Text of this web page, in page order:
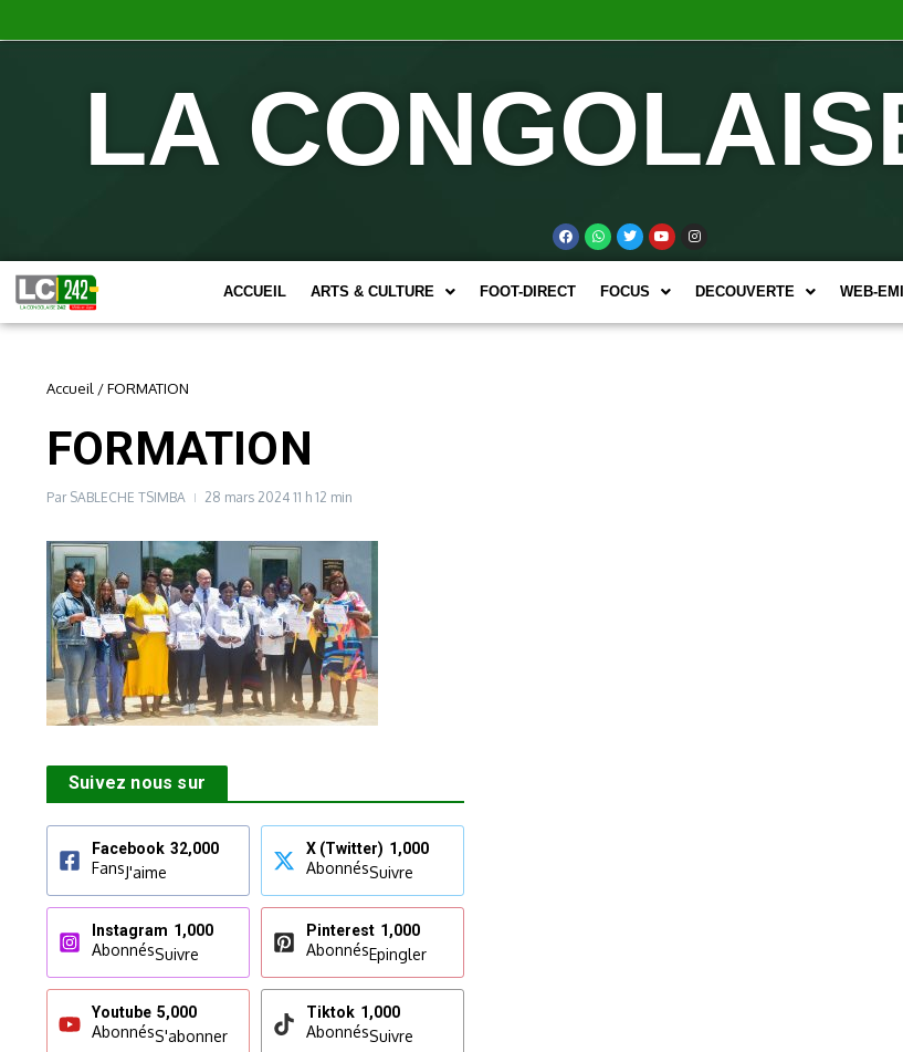
LA
ACCUEIL ARTS & CULTURE FOOT-DIRECT FOCUS DECOUVERTE WEB-
Accueil /FORMATION
FORMATION
Par SABLECHE TSIMBA 28 mars 2024 11 h 12 min
Suivez nous sur
Facebook 32,000
FansJ'aime
X (Twitter) 1,000
AbonnésSuivre
Instagram 1,000
AbonnésSuivre
Pinterest 1,000
AbonnésEpingler
Youtube 5,000
AbonnésS'abonner
Tiktok 1,000
AbonnésSuivre